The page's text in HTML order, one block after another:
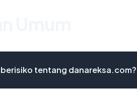
tentang danareksa.com?